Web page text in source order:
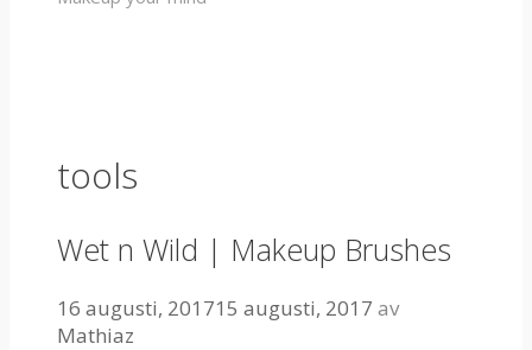
tools
Wet n Wild | Makeup Brushes
16 augusti, 201715 augusti, 2017 av
Mathiaz